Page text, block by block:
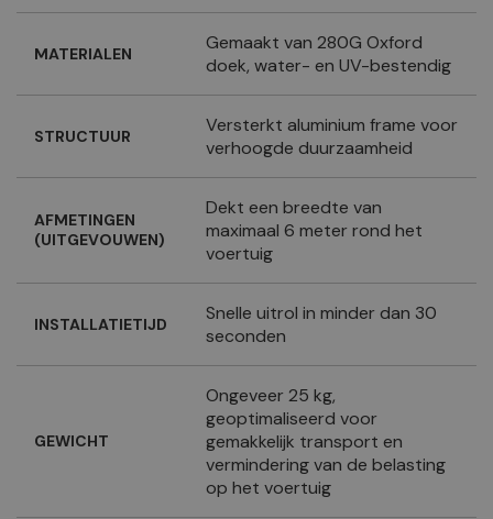
MATERIALEN
Gemaakt van 280G Oxford
doek, water- en UV-bestendig
STRUCTUUR
Versterkt aluminium frame voor
verhoogde duurzaamheid
AFMETINGEN
(UITGEVOUWEN)
Dekt een breedte van
maximaal 6 meter rond het
voertuig
INSTALLATIETIJD
Snelle uitrol in minder dan 30
seconden
GEWICHT
Ongeveer 25 kg,
geoptimaliseerd voor
gemakkelijk transport en
vermindering van de belasting
op het voertuig